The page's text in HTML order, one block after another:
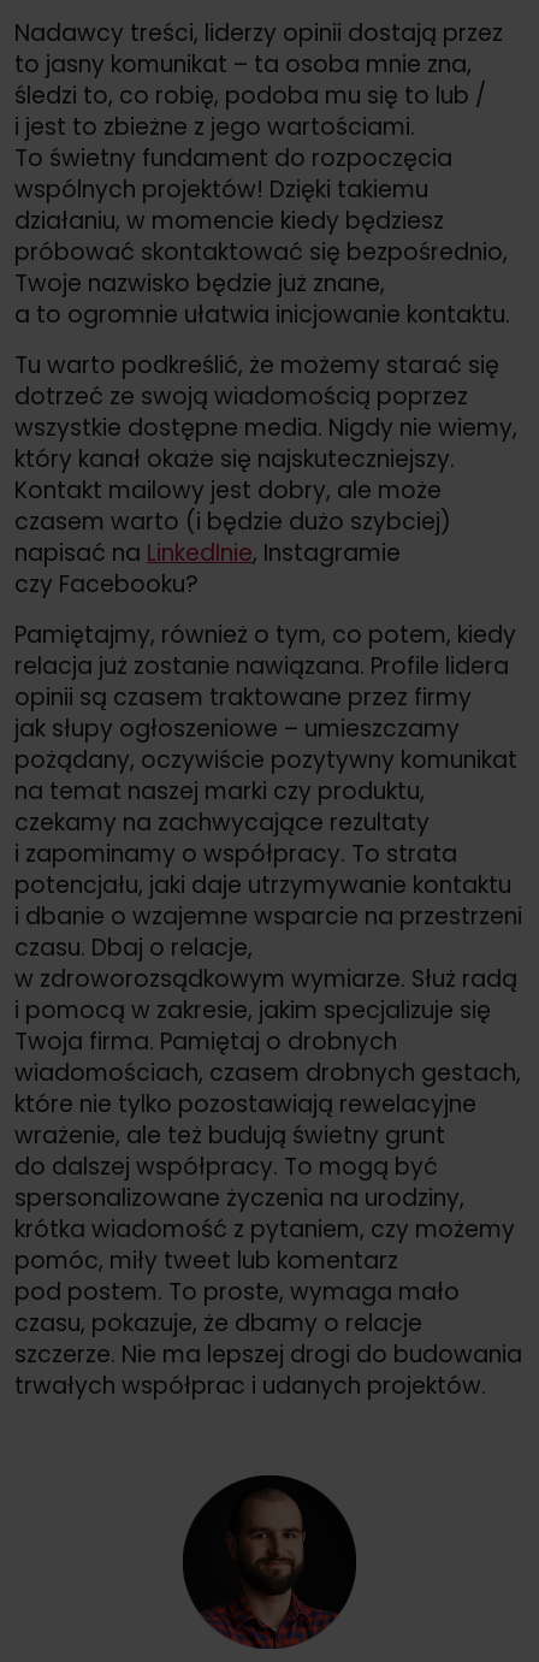
Nadawcy treści, liderzy opinii dostają przez
to jasny komunikat – ta osoba mnie zna,
śledzi to, co robię, podoba mu się to lub /
i jest to zbieżne z jego wartościami.
To świetny fundament do rozpoczęcia
wspólnych projektów! Dzięki takiemu
działaniu, w momencie kiedy będziesz
próbować skontaktować się bezpośrednio,
Twoje nazwisko będzie już znane,
a to ogromnie ułatwia inicjowanie kontaktu.
Tu warto podkreślić, że możemy starać się
dotrzeć ze swoją wiadomością poprzez
wszystkie dostępne media. Nigdy nie wiemy,
który kanał okaże się najskuteczniejszy.
Kontakt mailowy jest dobry, ale może
czasem warto (i będzie dużo szybciej)
napisać na LinkedInie, Instagramie
czy Facebooku?
Pamiętajmy, również o tym, co potem, kiedy
relacja już zostanie nawiązana. Profile lidera
opinii są czasem traktowane przez firmy
jak słupy ogłoszeniowe – umieszczamy
pożądany, oczywiście pozytywny komunikat
na temat naszej marki czy produktu,
czekamy na zachwycające rezultaty
i zapominamy o współpracy. To strata
potencjału, jaki daje utrzymywanie kontaktu
i dbanie o wzajemne wsparcie na przestrzeni
czasu. Dbaj o relacje,
w zdroworozsądkowym wymiarze. Służ radą
i pomocą w zakresie, jakim specjalizuje się
Twoja firma. Pamiętaj o drobnych
wiadomościach, czasem drobnych gestach,
które nie tylko pozostawiają rewelacyjne
wrażenie, ale też budują świetny grunt
do dalszej współpracy. To mogą być
spersonalizowane życzenia na urodziny,
krótka wiadomość z pytaniem, czy możemy
pomóc, miły tweet lub komentarz
pod postem. To proste, wymaga mało
czasu, pokazuje, że dbamy o relacje
szczerze. Nie ma lepszej drogi do budowania
trwałych współprac i udanych projektów.